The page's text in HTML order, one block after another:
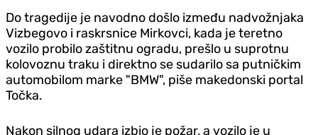
Do tragedije je navodno došlo između nadvožnjaka
Vizbegovo i raskrsnice Mirkovci, kada je teretno
vozilo probilo zaštitnu ogradu, prešlo u suprotnu
kolovoznu traku i direktno se sudarilo sa putničkim
automobilom marke "BMW", piše makedonski portal
Točka.
Nakon silnog udara izbio je požar, a vozilo je u